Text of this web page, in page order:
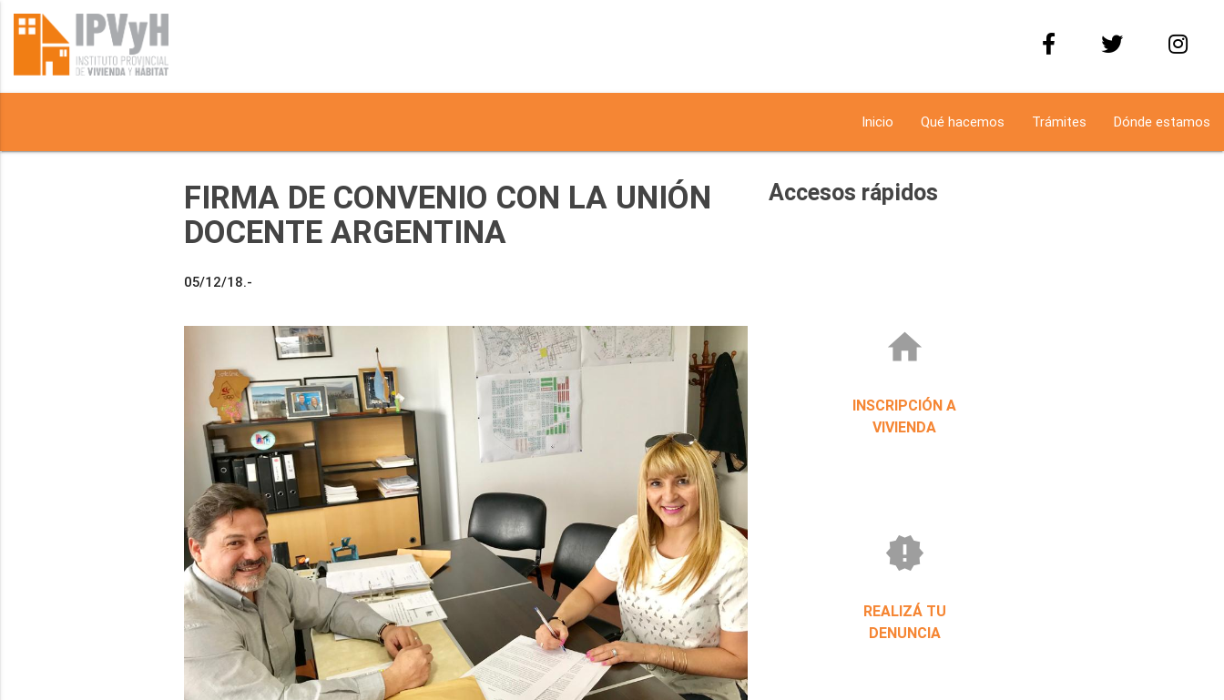
Inicio Qué hacemos Trámites Dónde estamos
FIRMA DE CONVENIO CON LA UNIÓN
DOCENTE ARGENTINA
05/12/18.-
Accesos rápidos
home
INSCRIPCIÓN A
VIVIENDA
new_releases
REALIZÁ TU
DENUNCIA